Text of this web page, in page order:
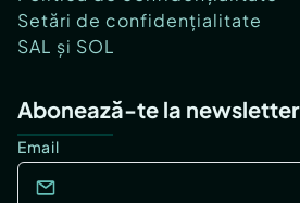
Setări de confidențialitate
SAL și SOL
Abonează-te la newsletter
Email